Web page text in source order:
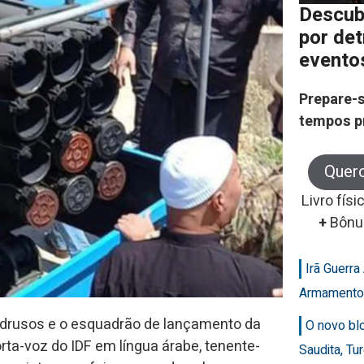
e o esquadrão de lançamento da
voz do IDF em língua árabe, tenente-
por
tempos
Livro
+
Irã
O novo
Saudita,